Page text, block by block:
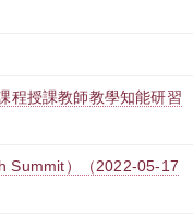
程授課教師教學知能研習
Summit）（2022-05-17